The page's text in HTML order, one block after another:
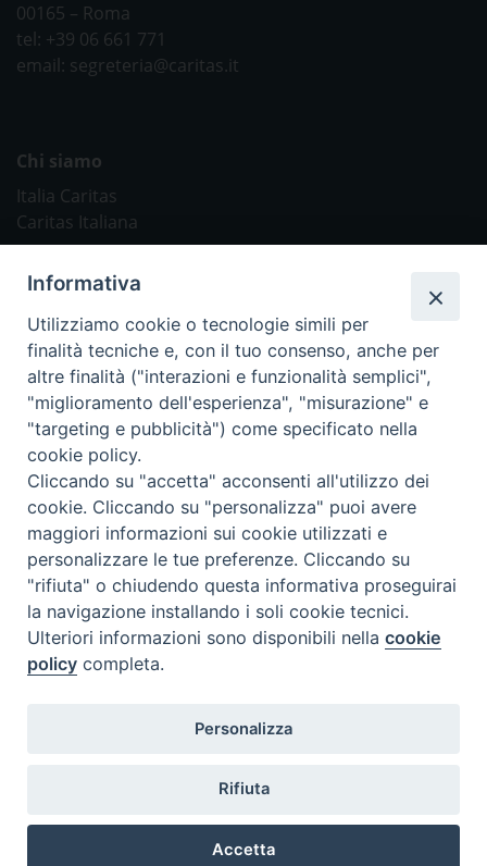
00165 – Roma
tel: +39 06 661 771
email: segreteria@caritas.it
Chi siamo
Italia Caritas
Caritas Italiana
Caritas Internationalis
TV 2000
Inblu 2000
Avvenire
Sir
Scarp de’ Tenis
Newsletter
ISCRIVITI ALLA NEWSLETTER
Informativa
Utilizziamo cookie o tecnologie simili per
finalità tecniche e, con il tuo consenso, anche per
altre finalità ("interazioni e funzionalità semplici",
"miglioramento dell'esperienza", "misurazione" e
"targeting e pubblicità") come specificato nella
cookie policy.
Cliccando su "accetta" acconsenti all'utilizzo dei
cookie. Cliccando su "personalizza" puoi avere
maggiori informazioni sui cookie utilizzati e
personalizzare le tue preferenze. Cliccando su
"rifiuta" o chiudendo questa informativa proseguirai
la navigazione installando i soli cookie tecnici.
Ulteriori informazioni sono disponibili nellacookie
policy completa.
Personalizza
Rifiuta
Accetta